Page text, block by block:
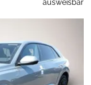
ausweisbar